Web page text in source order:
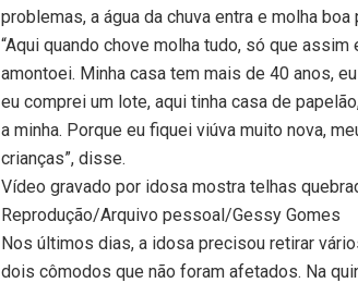
problemas, a água da chuva entra e molha boa
“Aqui quando chove molha tudo, só que
amontoei. Minha casa tem mais de 40 anos,
eu comprei um lote, aqui tinha casa de
a minha. Porque eu fiquei viúva muito nova,
crianças”, disse.
Vídeo gravado por idosa mostra telhas
Reprodução/Arquivo pessoal/Gessy Gomes
Nos últimos dias, a idosa precisou retirar
dois cômodos que não foram afetados. Na